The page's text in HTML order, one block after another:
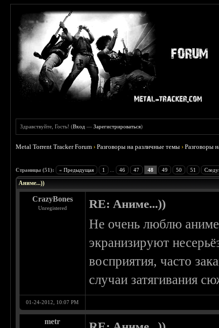
Здравствуйте, Гость! (Вход —Зарегистрироваться)
Metal Torrent Tracker Forum ›Разговоры на различные темы ›Разговоры
Страницы (51): « Предыдущая 1 46 47 48 49 50 51
Аниме...))
CrazyBones
Unregistered RE: Аниме...))
Не очень люблю
экранизируют
восприятия, часто
случаи затягивания
01-24-2012, 10:07 PM
metr